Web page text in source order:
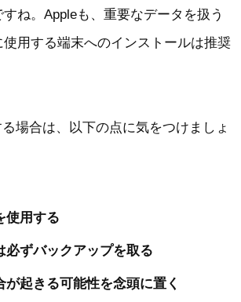
ね。Appleも、重要なデータを扱う
用する端末へのインストールは推奨
場合は、以下の点に気をつけましょ
使用する
必ずバックアップを取る
が起きる可能性を念頭に置く